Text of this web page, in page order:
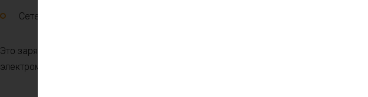
Сетевой адаптер: переходник для российских розеток (в комплекте)
Это зарядное устройство станет надёжным помощником при регулярной зарядке
электромоторов, солнечных систем, кемперов и автономных электросетей.